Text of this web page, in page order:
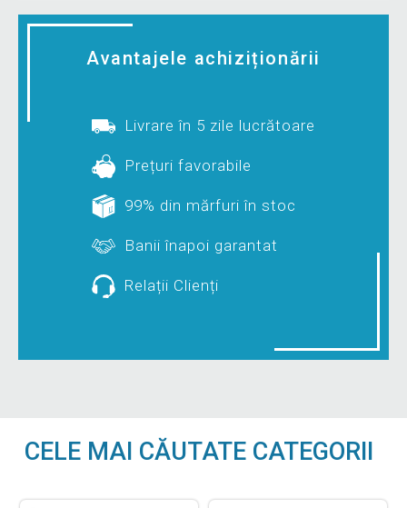
Avantajele achiziționării
Livrare în 5 zile lucrătoare
Prețuri favorabile
99% din mărfuri în stoc
Banii înapoi garantat
Relații Clienți
CELE MAI CĂUTATE CATEGORII